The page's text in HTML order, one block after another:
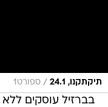
תיקתקנו, 24.1 / ספורט1
בברזיל עוסקים